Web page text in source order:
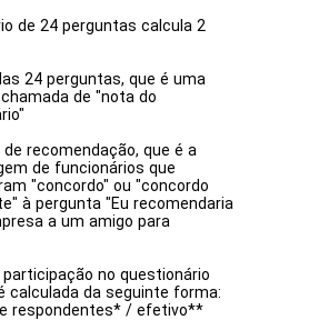
de 24 perguntas calcula 2
24 perguntas, que é uma
de "nota do
recomendação, que é a
de funcionários que
"concordo" ou "concordo
à pergunta "Eu recomendaria
a um amigo para
no questionário
calculada da seguinte forma:
respondentes* / efetivo**